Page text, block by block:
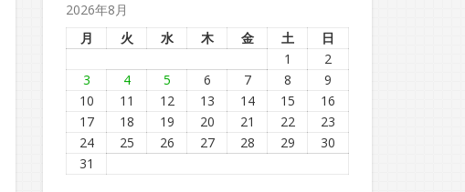
2026年8月
月
火 水 木 金 土
日
1
2
3
4 5 6 7 8
9
10
11 12 13 14 15
16
17
18 19 20 21 22
23
24
25 26 27 28 29
30
31